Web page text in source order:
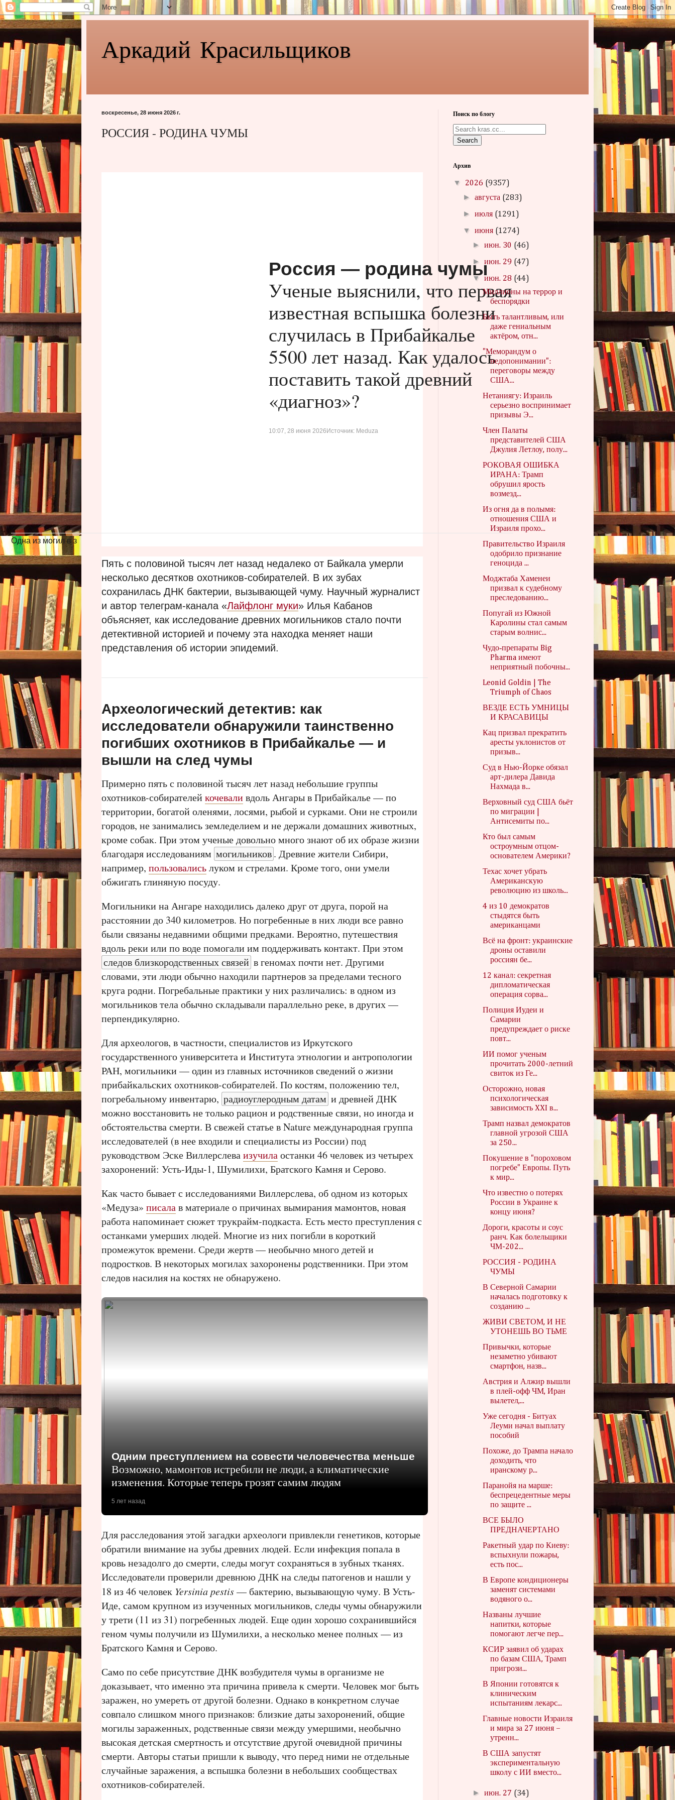
Аркадий Красильщиков
воскресенье, 28 июня 2026 г.
РОССИЯ - РОДИНА ЧУМЫ
Россия — родина чумы
Ученые выяснили, что первая
известная вспышка болезни
случилась в Прибайкалье
5500 лет назад. Как удалось
поставить такой древний
«диагноз»?
10:07, 28 июня 2026 Источник: Meduza
Одна из могил в з
Пять с половиной тысяч лет назад недалеко от Байкала умерли
несколько десятков охотников-собирателей. В их зубах
сохранилась ДНК бактерии, вызывающей чуму. Научный журналист
и автор телеграм-канала «Лайфлонг муки» Илья Кабанов
объясняет, как исследование древних могильников стало почти
детективной историей и почему эта находка меняет наши
представления об истории эпидемий.
Археологический детектив: как
исследователи обнаружили таинственно
погибших охотников в Прибайкалье — и
вышли на след чумы
Примерно пять с половиной тысяч лет назад небольшие группы
охотников-собирателейкочеваливдоль Ангары в Прибайкалье — по
территории, богатой оленями, лосями, рыбой и сурками. Они не строили
городов, не занимались земледелием и не держали домашних животных,
кроме собак. При этом ученые довольно много знают об их образе жизни
благодаря исследованиям могильников. Древние жители Сибири,
например, пользовалисьлуком и стрелами. Кроме того, они умели
обжигать глиняную посуду.
Могильники на Ангаре находились далеко друг от друга, порой на
расстоянии до 340 километров. Но погребенные в них люди все равно
были связаны недавними общими предками. Вероятно, путешествия
вдоль реки или по воде помогали им поддерживать контакт. При этом
следов близкородственных связей в геномах почти нет. Другими
словами, эти люди обычно находили партнеров за пределами тесного
круга родни. Погребальные практики у них различались: в одном из
могильников тела обычно складывали параллельно реке, в других —
перпендикулярно.
Для археологов, в частности, специалистов из Иркутского
государственного университета и Института этнологии и антропологии
РАН, могильники — один из главных источников сведений о жизни
прибайкальских охотников-собирателей. По костям, положению тел,
погребальному инвентарю, радиоуглеродным датам и древней ДНК
можно восстановить не только рацион и родственные связи, но иногда и
обстоятельства смерти. В свежей статье в Nature международная группа
исследователей (в нее входили и специалисты из России) под
руководством Эске Виллерслеваизучилаостанки 46 человек из четырех
захоронений: Усть-Иды-1, Шумилихи, Братского Камня и Серово.
Как часто бывает с исследованиями Виллерслева, об одном из которых
«Медуза» писалав материале о причинах вымирания мамонтов, новая
работа напоминает сюжет трукрайм-подкаста. Есть место преступления с
останками умерших людей. Многие из них погибли в короткий
промежуток времени. Среди жертв — необычно много детей и
подростков. В некоторых могилах захоронены родственники. При этом
следов насилия на костях не обнаружено.
Одним преступлением на совести человечества меньше
Возможно, мамонтов истребили не люди, а климатические
изменения. Которые теперь грозят самим людям
5 лет назад
Для расследования этой загадки археологи привлекли генетиков, которые
обратили внимание на зубы древних людей. Если инфекция попала в
кровь незадолго до смерти, следы могут сохраняться в зубных тканях.
Исследователи проверили древнюю ДНК на следы патогенов и нашли у
18 из 46 человек Yersinia pestis— бактерию, вызывающую чуму. В Усть-
Иде, самом крупном из изученных могильников, следы чумы обнаружили
у трети (11 из 31) погребенных людей. Еще один хорошо сохранившийся
геном чумы получили из Шумилихи, а несколько менее полных — из
Братского Камня и Серово.
Само по себе присутствие ДНК возбудителя чумы в организме не
доказывает, что именно эта причина привела к смерти. Человек мог быть
заражен, но умереть от другой болезни. Однако в конкретном случае
совпало слишком много признаков: близкие даты захоронений, общие
могилы зараженных, родственные связи между умершими, необычно
высокая детская смертность и отсутствие другой очевидной причины
смерти. Авторы статьи пришли к выводу, что перед ними не отдельные
случайные заражения, а вспышка болезни в небольших сообществах
охотников-собирателей.
Поиск по блогу
Search
Архив
▼ 2026 (9357)
►августа (283)
►июля (1291)
▼июня (1274)
►июн. 30 (46)
►июн. 29 (47)
▼июн. 28 (44)
Миллионы на террор и
беспорядки
Быть талантливым, или
даже гениальным
актёром, отн...
"Меморандум о
недопонимании":
переговоры между
США...
Нетаниягу: Израиль
серьезно воспринимает
призывы Э...
Член Палаты
представителей США
Джулия Летлоу, полу...
РОКОВАЯ ОШИБКА
ИРАНА: Трамп
обрушил ярость
возмезд...
Из огня да в полымя:
отношения США и
Израиля прохо...
Правительство Израиля
одобрило признание
геноцида ...
Моджтаба Хаменеи
призвал к судебному
преследованию...
Попугай из Южной
Каролины стал самым
старым волнис...
Чудо‑препараты Big
Pharma имеют
неприятный побочны...
Leonid Goldin | The
Triumph of Chaos
ВЕЗДЕ ЕСТЬ УМНИЦЫ
И КРАСАВИЦЫ
Кац призвал прекратить
аресты уклонистов от
призыв...
Суд в Нью-Йорке обязал
арт-дилера Давида
Нахмада в...
Верховный суд США бьёт
по миграции |
Антисемиты по...
Кто был самым
остроумным отцом-
основателем Америки?
Техас хочет убрать
Американскую
революцию из школь...
4 из 10 демократов
стыдятся быть
американцами
Всё на фронт: украинские
дроны оставили
россиян бе...
12 канал: секретная
дипломатическая
операция сорва...
Полиция Иудеи и
Самарии
предупреждает о риске
повт...
ИИ помог ученым
прочитать 2000-летний
свиток из Ге...
Осторожно, новая
психологическая
зависимость XXI в...
Трамп назвал демократов
главной угрозой США
за 250...
Покушение в "пороховом
погребе" Европы. Путь
к мир...
Что известно о потерях
России в Украине к
концу июня?
Дороги, красоты и соус
ранч. Как болельщики
ЧМ-202...
РОССИЯ - РОДИНА
ЧУМЫ
В Северной Самарии
началась подготовку к
созданию ...
ЖИВИ СВЕТОМ, И НЕ
УТОНЕШЬ ВО ТЬМЕ
Привычки, которые
незаметно убивают
смартфон, назв...
Австрия и Алжир вышли
в плей-офф ЧМ, Иран
вылетел,...
Уже сегодня - Битуах
Леуми начал выплату
пособий
Похоже, до Трампа начало
доходить, что
иранскому р...
Паранойя на марше:
беспрецедентные меры
по защите ...
ВСЕ БЫЛО
ПРЕДНАЧЕРТАНО
Ракетный удар по Киеву:
вспыхнули пожары,
есть пос...
В Европе кондиционеры
заменят системами
водяного о...
Названы лучшие
напитки, которые
помогают легче пер...
КСИР заявил об ударах
по базам США, Трамп
пригрози...
В Японии готовятся к
клиническим
испытаниям лекарс...
Главные новости Израиля
и мира за 27 июня –
утренн...
В США запустят
экспериментальную
школу с ИИ вместо...
►июн. 27 (34)